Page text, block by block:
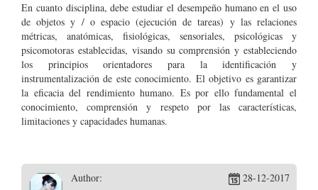
En cuanto disciplina, debe estudiar el desempeño humano en el uso
de objetos y / o espacio (ejecución de tareas) y las relaciones
métricas, anatómicas, fisiológicas, sensoriales, psicológicas y
psicomotoras establecidas, visando su comprensión y estableciendo
los principios orientadores para la identificación y
instrumentalización de este conocimiento. El objetivo es garantizar
la eficacia del rendimiento humano. Es por ello fundamental el
conocimiento, comprensión y respeto por las características,
limitaciones y capacidades humanas.
Author: 28-12-2017